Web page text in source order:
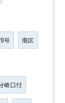
号 南区
岐口付